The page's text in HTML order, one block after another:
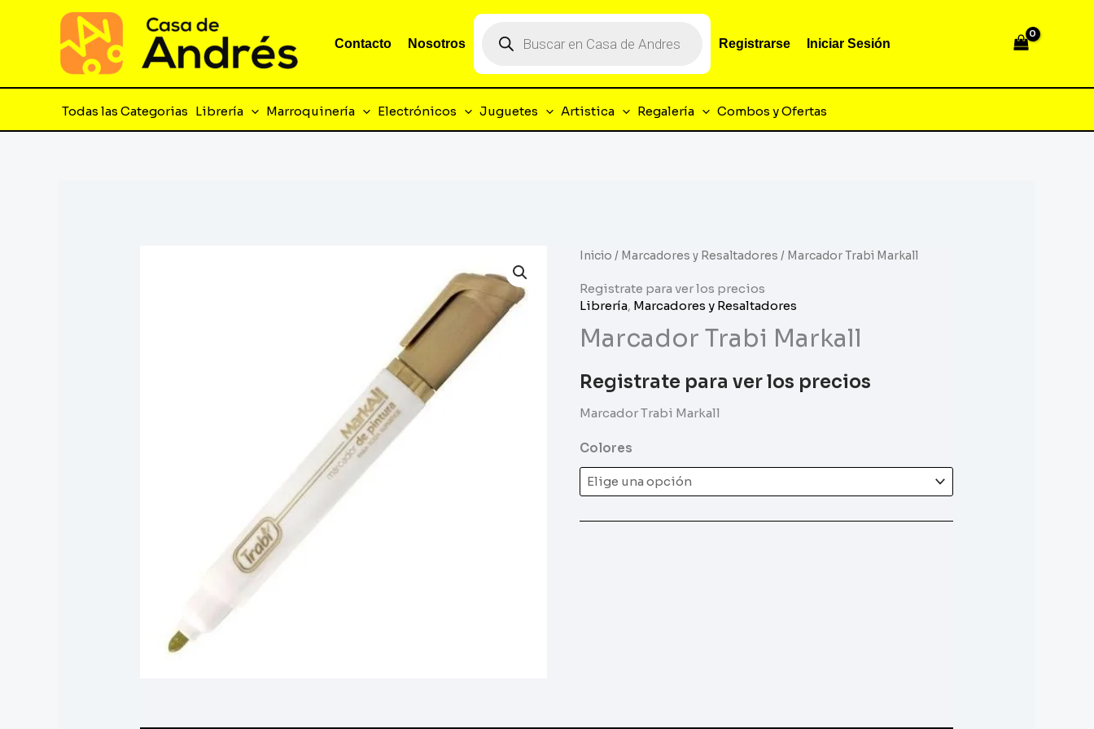
contenido
Contacto Nosotros
productos
Registrarse Iniciar Sesión
Todas las Categorias Librería Marroquinería Electrónicos Juguetes Artistica Regalería Combos y Ofertas
Inicio / Marcadores y Resaltadores / Marcador Trabi Markall
Registrate para ver los precios
Librería, Marcadores y Resaltadores
Marcador Trabi Markall
Registrate para ver los precios
Marcador Trabi Markall
Colores